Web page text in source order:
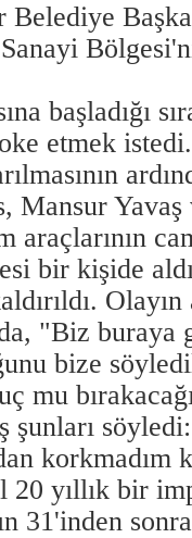
başladığı
etmek
Mansur
araçlarının
bir kişide
"Biz
bize
mu
şunları
korkmadım
20 yıllık bir
31'inden